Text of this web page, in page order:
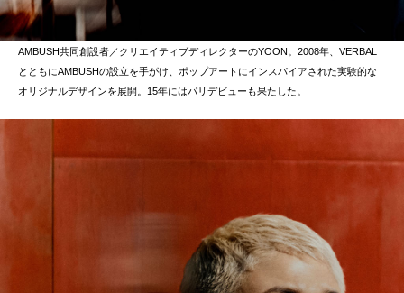
AMBUSH共同創設者／クリエイティブディレクターのYOON。2008年、VERBAL
とともにAMBUSHの設立を手がけ、ポップアートにインスパイアされた実験的な
オリジナルデザインを展開。15年にはパリデビューも果たした。